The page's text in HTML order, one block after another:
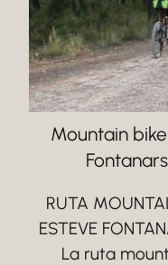
Mountain
RUTA
ESTEVE
La ruta